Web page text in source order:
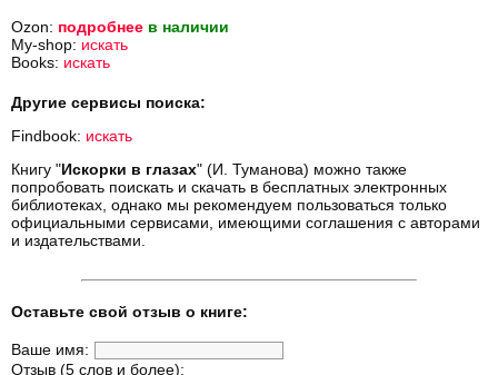
Ozon: подробнее в наличии
My-shop: искать
Books: искать
Другие сервисы поиска:
Findbook: искать
Книгу "Искорки в глазах" (И. Туманова) можно также
попробовать поискать и скачать в бесплатных электронных
библиотеках, однако мы рекомендуем пользоваться только
официальными сервисами, имеющими соглашения с авторами
и издательствами.
Оставьте свой отзыв о книге:
Ваше имя:
Отзыв (5 слов и более):